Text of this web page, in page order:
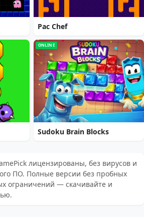
Pac Chef
ONLINE
Sudoku Brain Blocks
лицензированы, без вирусов и
ПО. Полные версии без пробных
ограничений — скачивайте и